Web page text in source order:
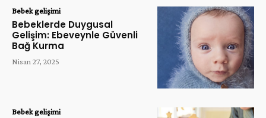
Bebek gelişimi
Bebeklerde Duygusal
Gelişim: Ebeveynle Güvenli
Bağ Kurma
Nisan 27, 2025
Bebek gelişimi